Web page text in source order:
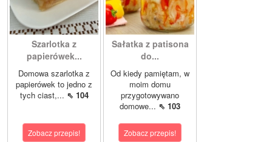
Szarlotka z
papierówek...
Domowa szarlotka z
papierówek to jedno z
tych ciast,... ⇖ 104
Zobacz przepis!
Sałatka z patisona
do...
Od kiedy pamiętam, w
moim domu
przygotowywano
domowe... ⇖ 103
Zobacz przepis!